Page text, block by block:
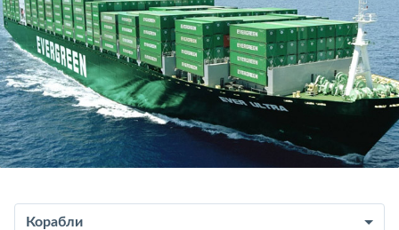
Корабли